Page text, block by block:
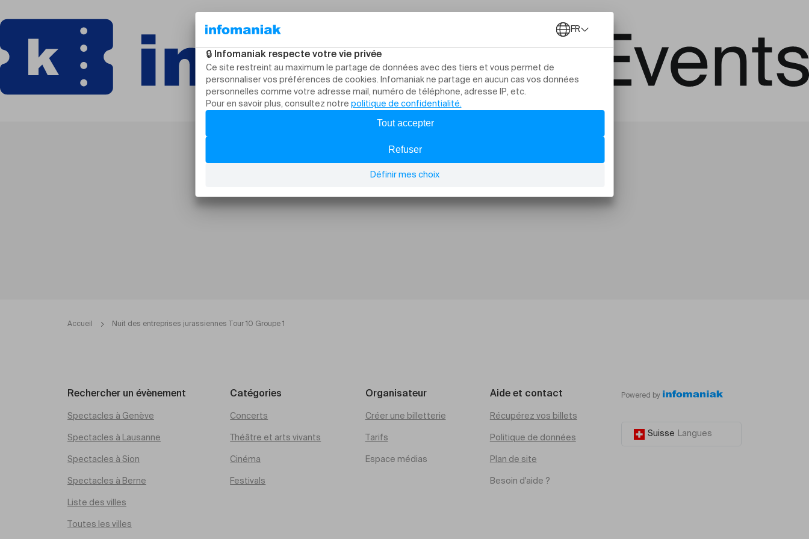
Accueil Nuit des entreprises jurassiennes Tour 10 Groupe 1
Rechercher un évènement
Spectacles à Genève
Spectacles à Lausanne
Spectacles à Sion
Spectacles à Berne
Liste des villes
Toutes les villes
Catégories
Concerts
Théâtre et arts vivants
Cinéma
Festivals
Organisateur
Créer une billetterie
Tarifs
Espace médias
Aide et contact
Récupérez vos billets
Politique de données
Plan de site
Besoin d'aide ?
Powered by
Suisse Langues